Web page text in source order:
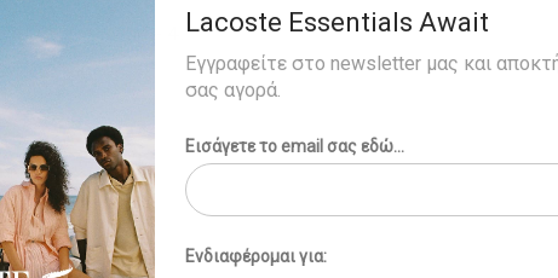
το μέγεθος M - 4. Lacoste Essentials Await
Εγγραφείτε στο newsletter μας και
σας αγορά.
Εισάγετε το email σας εδώ...
Ενδιαφέρομαι για: